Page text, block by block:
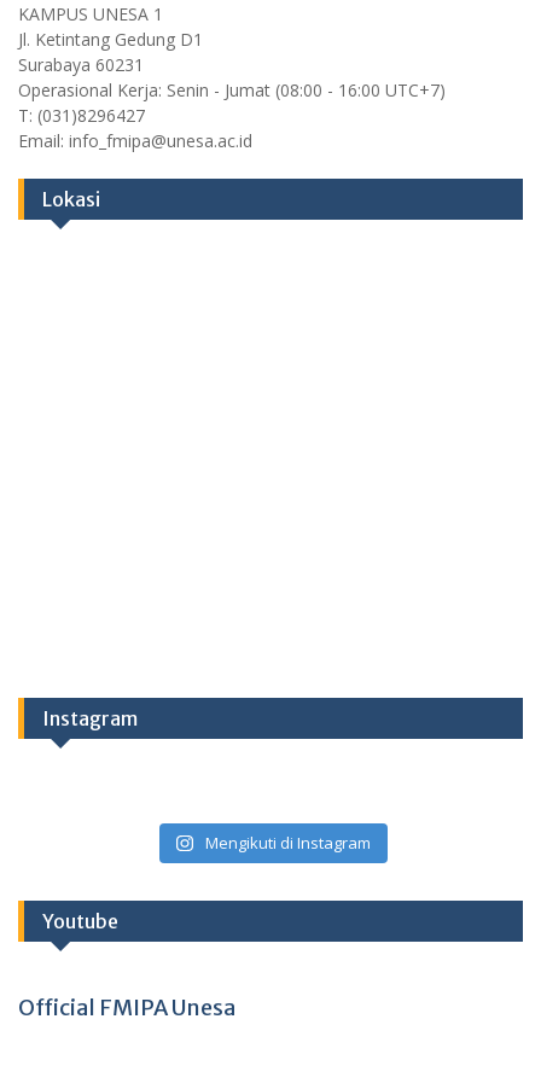
KAMPUS UNESA 1
Jl. Ketintang Gedung D1
Surabaya 60231
Operasional Kerja: Senin - Jumat (08:00 - 16:00 UTC+7)
T: (031)8296427
Email: info_fmipa@unesa.ac.id
Lokasi
Instagram
Mengikuti di Instagram
Youtube
Official FMIPA Unesa